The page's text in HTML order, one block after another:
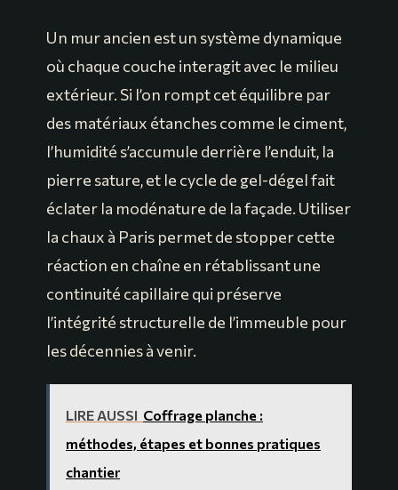
Un mur ancien est un système dynamique
où chaque couche interagit avec le milieu
extérieur. Si l’on rompt cet équilibre par
des matériaux étanches comme le ciment,
l’humidité s’accumule derrière l’enduit, la
pierre sature, et le cycle de gel-dégel fait
éclater la modénature de la façade. Utiliser
la chaux à Paris permet de stopper cette
réaction en chaîne en rétablissant une
continuité capillaire qui préserve
l’intégrité structurelle de l’immeuble pour
les décennies à venir.
LIRE AUSSI Coffrage planche :
méthodes, étapes et bonnes pratiques
chantier